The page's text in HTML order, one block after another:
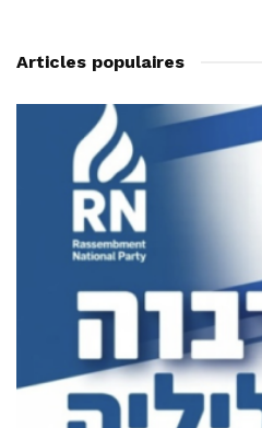
Articles populaires